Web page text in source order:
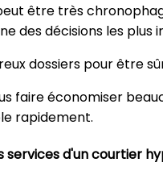
être très
des décisions les
dossiers pour être
faire économiser
rapidement.
d'un courtier